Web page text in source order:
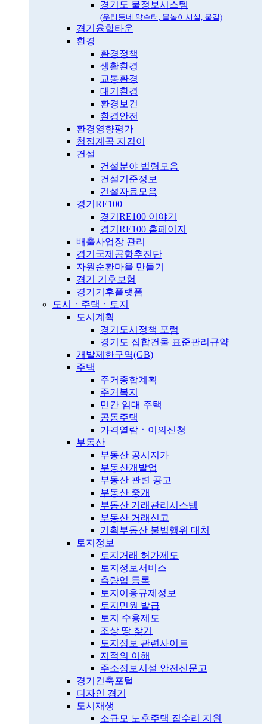
경기도 물정보시스템
(우리동네 약수터, 물놀이시설, 물길)
경기융합타운
환경
환경정책
생활환경
교통환경
대기환경
환경보건
환경안전
환경영향평가
청정계곡 지킴이
건설
건설분야 법령모음
건설기준정보
건설자료모음
경기RE100
경기RE100 이야기
경기RE100 홈페이지
배출사업장 관리
경기국제공항추진단
자원순환마을 만들기
경기 기후보험
경기기후플랫폼
도시ㆍ주택ㆍ토지
도시계획
경기도시정책 포럼
경기도 집합건물 표준관리규약
개발제한구역(GB)
주택
주거종합계획
주거복지
민간 임대 주택
공동주택
가격열람ㆍ이의신청
부동산
부동산 공시지가
부동산개발업
부동산 관련 공고
부동산 중개
부동산 거래관리시스템
부동산 거래신고
기획부동산 불법행위 대처
토지정보
토지거래 허가제도
토지정보서비스
측량업 등록
토지이용규제정보
토지민원 발급
토지 수용제도
조상 땅 찾기
토지정보 관련사이트
지적의 이해
주소정보시설 안전신문고
경기건축포털
디자인 경기
도시재생
소규모 노후주택 집수리 지원